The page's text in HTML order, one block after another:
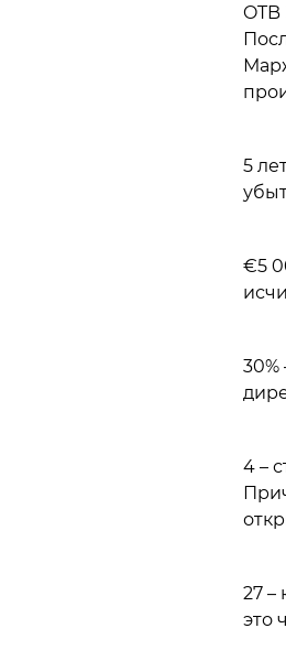
5
€5
30%
4 –
27 –
это